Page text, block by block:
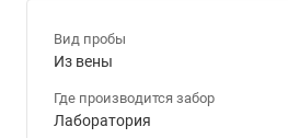
Вид пробы
Из вены
Где производится забор
Лаборатория